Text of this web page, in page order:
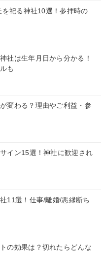
を祀る神社10選！参拝時の
社は生年月日から分かる！
も
変わる？理由やご利益・参
イン15選！神社に歓迎され
11選！仕事/離婚/悪縁断ち
の効果は？切れたらどんな